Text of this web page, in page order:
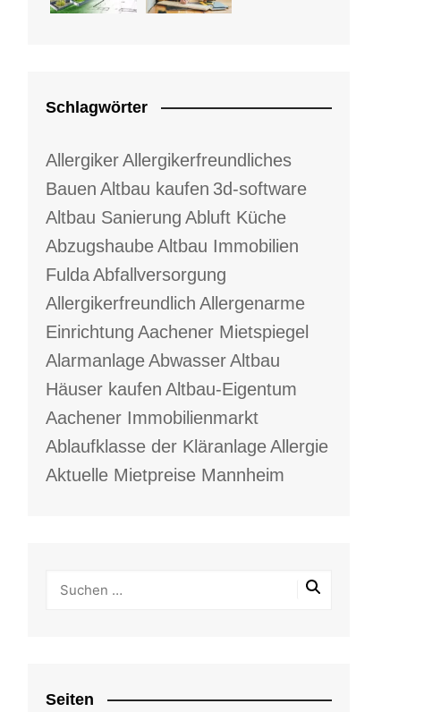
Schlagwörter
AllergikerAllergikerfreundliches
Bauen Altbau kaufen 3d-software
Altbau Sanierung Abluft Küche
AbzugshaubeAltbau Immobilien
FuldaAbfallversorgung
Allergikerfreundlich Allergenarme
Einrichtung Aachener Mietspiegel
AlarmanlageAbwasserAltbau
Häuser kaufen Altbau-Eigentum
Aachener Immobilienmarkt
Ablaufklasse der KläranlageAllergie
Aktuelle Mietpreise Mannheim
Seiten